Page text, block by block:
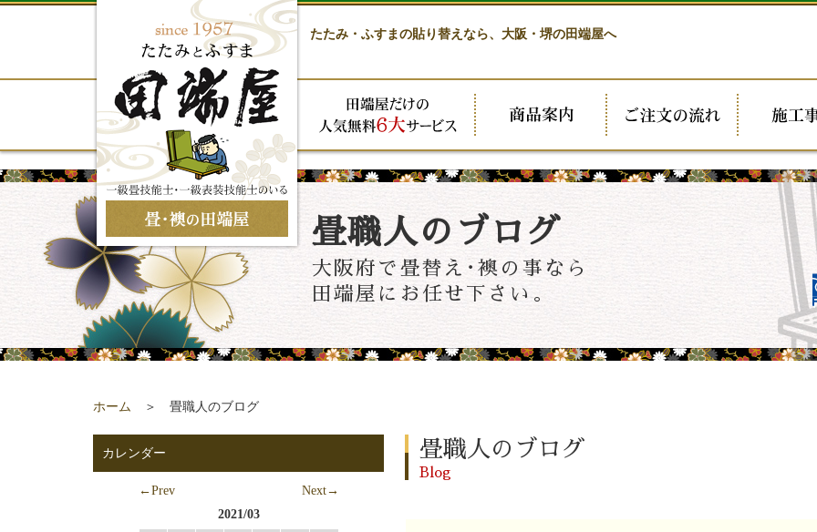
たたみ・ふすまの貼り替えなら、 大阪・堺の田端屋へ
畳職人のブログ
大阪府で畳替え･襖の事なら
田端屋にお任せ下さい。
ホーム ＞ 畳職人のブログ
畳職人のブログ
Blog
カレンダー
←Prev
Next→
2021/03